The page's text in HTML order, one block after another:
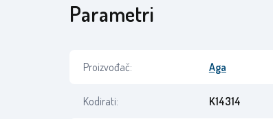
Parametri
Proizvođač: Aga
Kodirati: K14314